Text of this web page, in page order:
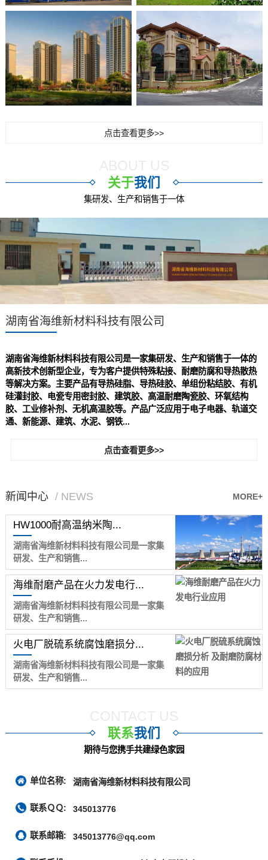
点击查看更多>>
关于我们
集研发、生产和销售于一体
湖南省海维新材料科技有限公司
湖南省海维新材料科技有限公司是一家集研发、生产和销售于一体的
高新技术创新型企业，专为客户提供特殊粘接、耐磨防腐和导热散热
等解决方案。主要产品有导热硅脂、导热硅胶、单组份粘结胶、有机
硅灌封胶、电瓷专用密封胶、建筑胶、高温耐磨陶瓷胶、环氧结构
胶、工业修补剂、无机高温胶等。产品广泛应用于电子电器、轨道交
通、新能源、建筑、水泥、钢铁...
点击查看更多>>
新闻中心 / NEWS MORE+
HW1000耐高温纳米陶...
湖南省海维新材料科技有限公司是一家集
研发、生产和销售...
海维耐磨产品在火力发电行...
湖南省海维新材料科技有限公司是一家集
研发、生产和销售...
火电厂脱硫系统腐蚀磨损分...
湖南省海维新材料科技有限公司是一家集
研发、生产和销售...
联系我们
期待与您携手共建绿色家园
单位名称: 湖南省海维新材料科技有限公司
联系ＱＱ: 345013776
联系邮箱: 345013776@qq.com